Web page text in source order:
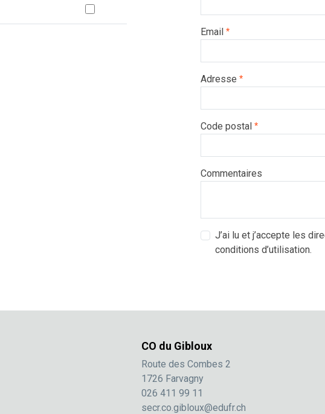
Email *
Adresse *
Code postal *
Commentaires
J’ai lu et j’accepte les
conditions d’utilisation.
CO du Gibloux
Route des Combes 2
1726 Farvagny
026 411 99 11
secr.co.gibloux@edufr.ch